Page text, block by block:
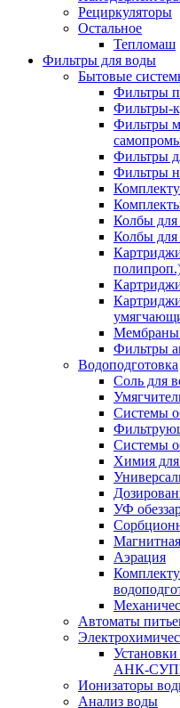
Рециркуляторы
Остальное
Тепломаш
Фильтры для воды
Бытовые
Фильтры
Фильтры-
Фильтры
Фильтры
Фильтры
Колбы
Колбы для
Мембраны
Фильтры
Водоподготовка
Соль для
Системы
Системы
Химия для
УФ
Аэрация
Автоматы
АНК-
Ионизаторы
Анализ воды